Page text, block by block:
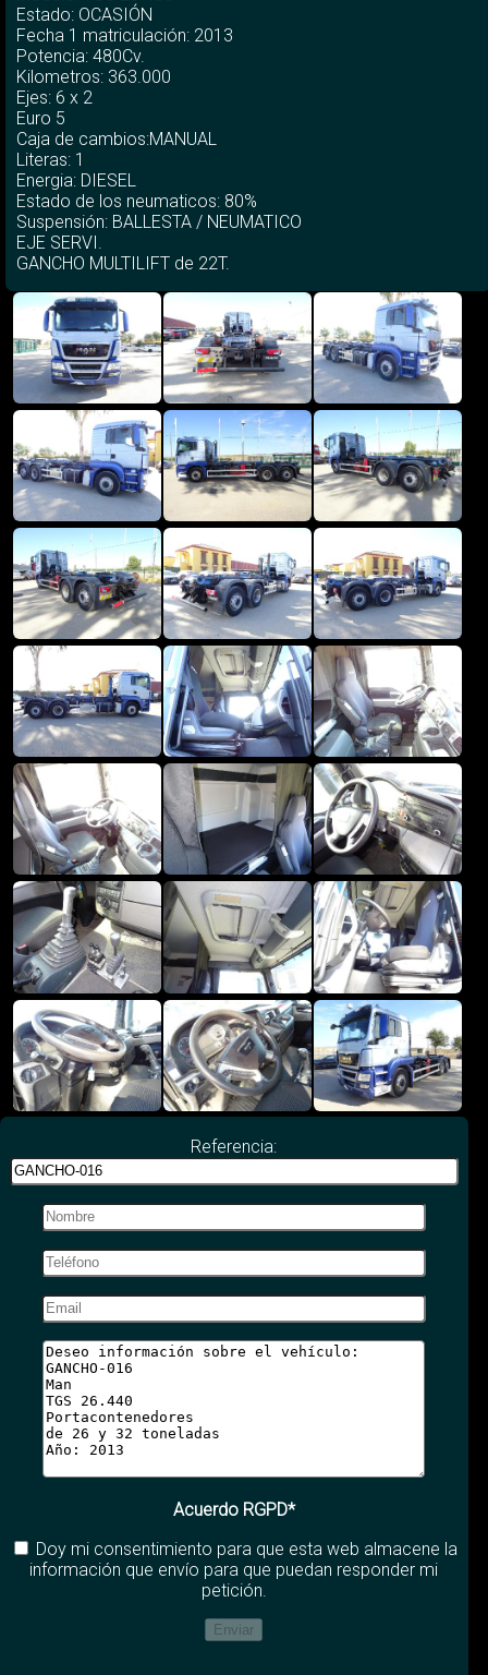
Estado: OCASIÓN
Fecha 1 matriculación: 2013
Potencia: 480Cv.
Kilometros: 363.000
Ejes: 6 x 2
Euro 5
Caja de cambios:MANUAL
Literas: 1
Energia: DIESEL
Estado de los neumaticos: 80%
Suspensión: BALLESTA / NEUMATICO
EJE SERVI.
GANCHO MULTILIFT de 22T.
Referencia:
Acuerdo RGPD*
Doy mi consentimiento para que esta web almacene la
información que envío para que puedan responder mi
petición.